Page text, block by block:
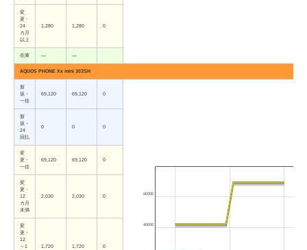
変
更・
24
カ月
以上
1,280 1,280 0
在庫 ― ―
AQUOS PHONE Xx mini 303SH
新
規・
一括
69,120 69,120 0
40000
60000
新
規・
24
回払
0 0 0
変
更・
一括
69,120 69,120 0
変
更・
12
カ月
未満
2,030 2,030 0
変
更・
12
～1
1,720 1,720 0